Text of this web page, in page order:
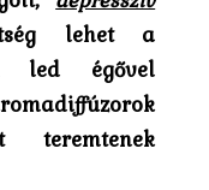
lehet a
led égővel
teremtenek